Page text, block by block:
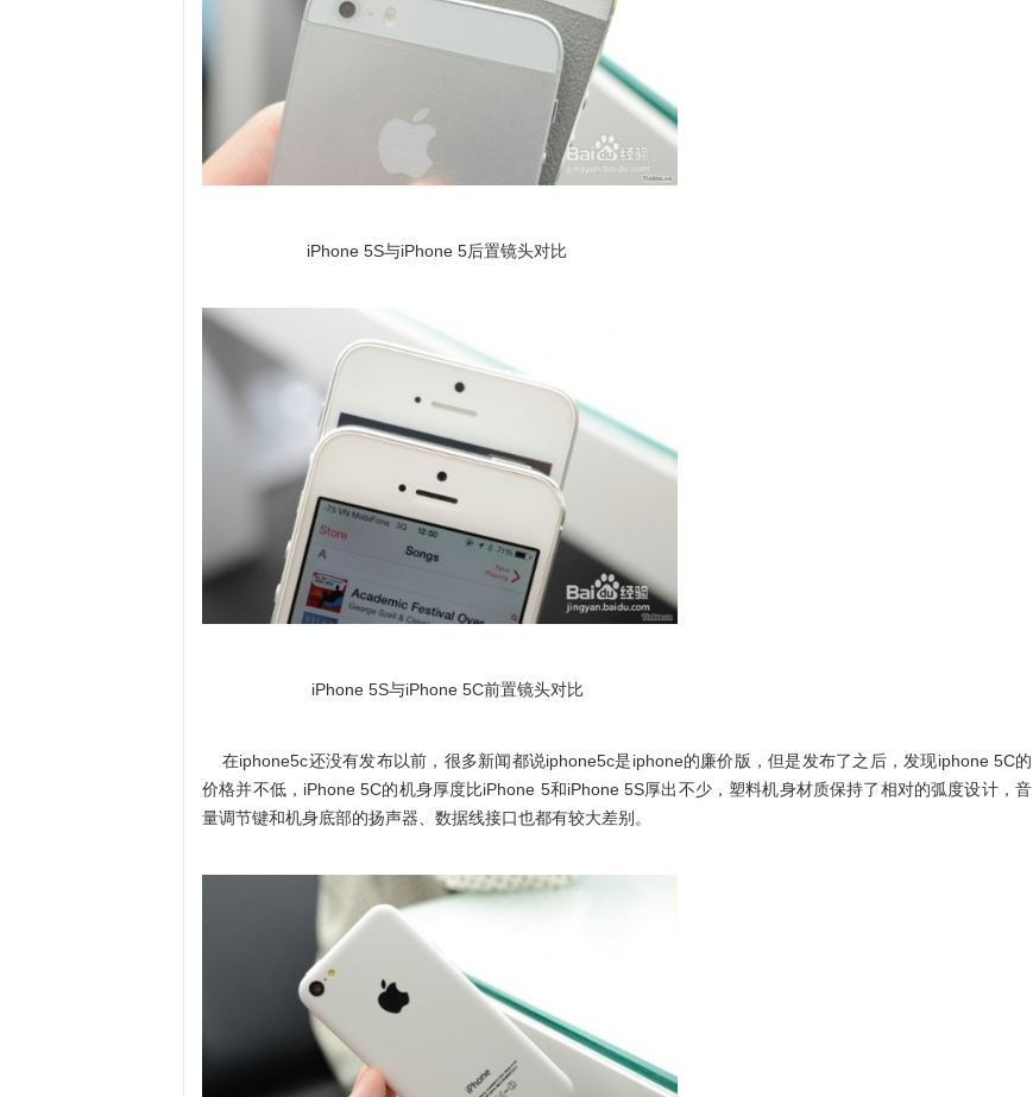
iPhone 5S与iPhone 5后置镜头对比
iPhone 5S与iPhone 5C前置镜头对比
在iphone5c还没有发布以前，很多新闻都说iphone5c是iphone的廉价版，但是发布了之后，发现iphone 5C的
价格并不低，iPhone 5C的机身厚度比iPhone 5和iPhone 5S厚出不少，塑料机身材质保持了相对的弧度设计，音
量调节键和机身底部的扬声器、数据线接口也都有较大差别。